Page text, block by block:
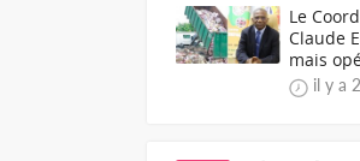
Le
Claude
mais
il y a